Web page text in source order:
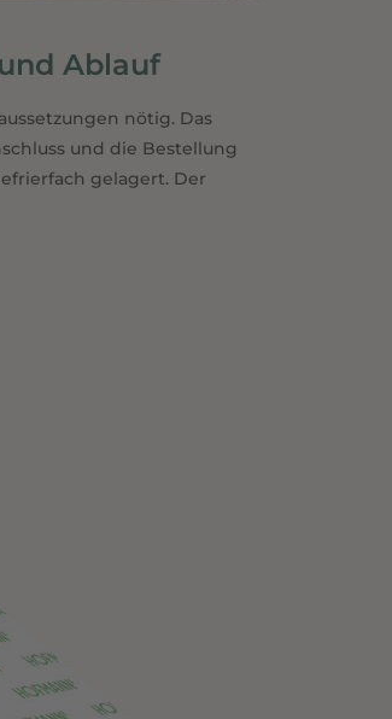
Ablauf
nötig. Das
und die Bestellung
gelagert. Der